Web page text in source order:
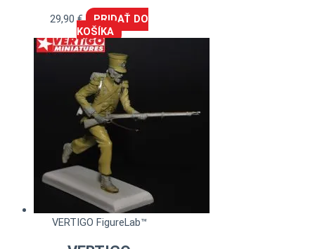
29,90€
PRIDAŤ DO
KOŠÍKA
VERTIGO FigureLab™